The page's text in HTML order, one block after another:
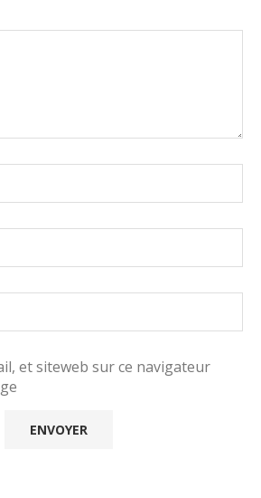
et siteweb sur ce navigateur